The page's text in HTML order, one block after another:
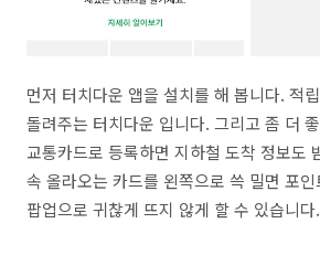
먼저 터치다운 앱을 설치를 해 봅니다. 적
돌려주는 터치다운 입니다. 그리고 좀 더
교통카드로 등록하면 지하철 도착 정보도
속 올라오는 카드를 왼쪽으로 쓱 밀면 포
팝업으로 귀찮게 뜨지 않게 할 수 있습니다.